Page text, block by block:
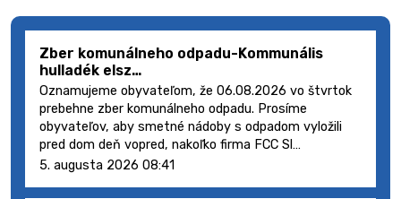
Zber komunálneho odpadu-Kommunális
hulladék elsz…
Oznamujeme obyvateľom, že 06.08.2026 vo štvrtok
prebehne zber komunálneho odpadu. Prosíme
obyvateľov, aby smetné nádoby s odpadom vyložili
pred dom deň vopred, nakoľko firma FCC Sl…
5. augusta 2026 08:41